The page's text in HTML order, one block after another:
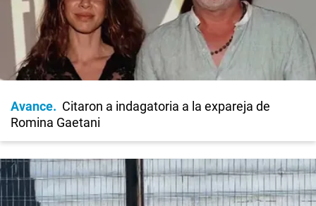
Avance
Citaron a indagatoria a la expareja de
Romina Gaetani